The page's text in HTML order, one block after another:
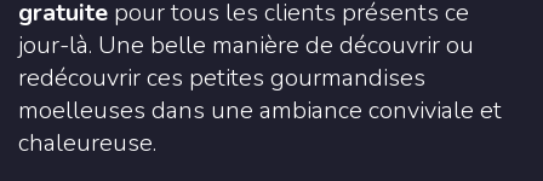
gratuite pour tous les clients présents ce
jour-là. Une belle manière de découvrir ou
redécouvrir ces petites gourmandises
moelleuses dans une ambiance conviviale et
chaleureuse.